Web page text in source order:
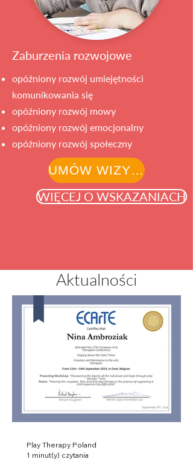
Zaburzenia rozwojowe
opóźniony rozwój umiejętności
komunikowania się
opóźniony rozwój mowy
opóźniony rozwój emocjonalny
opóźniony rozwój społeczny
UMÓW WIZYTĘ
WIĘCEJ O WSKAZANIACH
Aktualności
Play Therapy Poland
1 minut(y) czytania